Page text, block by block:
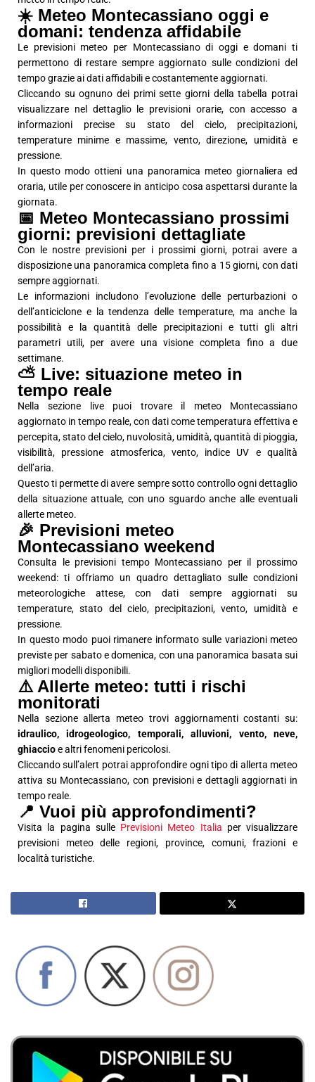
☀️ Meteo Montecassiano oggi e
domani: tendenza affidabile
Le previsioni meteo per Montecassiano di oggi e domani ti
permettono di restare sempre aggiornato sulle condizioni del
tempo grazie ai dati affidabili e costantemente aggiornati.
Cliccando su ognuno dei primi sette giorni della tabella potrai
visualizzare nel dettaglio le previsioni orarie, con accesso a
informazioni precise su stato del cielo, precipitazioni,
temperature minime e massime, vento, direzione, umidità e
pressione.
In questo modo ottieni una panoramica meteo giornaliera ed
oraria, utile per conoscere in anticipo cosa aspettarsi durante la
giornata.
📅 Meteo Montecassiano prossimi
giorni: previsioni dettagliate
Con le nostre previsioni per i prossimi giorni, potrai avere a
disposizione una panoramica completa fino a 15 giorni, con dati
sempre aggiornati.
Le informazioni includono l’evoluzione delle perturbazioni o
dell’anticiclone e la tendenza delle temperature, ma anche la
possibilità e la quantità delle precipitazioni e tutti gli altri
parametri utili, per avere una visione completa fino a due
settimane.
⛅ Live: situazione meteo in
tempo reale
Nella sezione live puoi trovare il meteo Montecassiano
aggiornato in tempo reale, con dati come temperatura effettiva e
percepita, stato del cielo, nuvolosità, umidità, quantità di pioggia,
visibilità, pressione atmosferica, vento, indice UV e qualità
dell’aria.
Questo ti permette di avere sempre sotto controllo ogni dettaglio
della situazione attuale, con uno sguardo anche alle eventuali
allerte meteo.
🎉 Previsioni meteo
Montecassiano weekend
Consulta le previsioni tempo Montecassiano per il prossimo
weekend: ti offriamo un quadro dettagliato sulle condizioni
meteorologiche attese, con dati sempre aggiornati su
temperature, stato del cielo, precipitazioni, vento, umidità e
pressione.
In questo modo puoi rimanere informato sulle variazioni meteo
previste per sabato e domenica, con una panoramica basata sui
migliori modelli disponibili.
⚠️ Allerte meteo: tutti i rischi
monitorati
Nella sezione allerta meteo trovi aggiornamenti costanti su:
idraulico, idrogeologico, temporali, alluvioni, vento, neve,
ghiaccioe altri fenomeni pericolosi.
Cliccando sull’alert potrai approfondire ogni tipo di allerta meteo
attiva su Montecassiano, con previsioni e dettagli aggiornati in
tempo reale.
📍 Vuoi più approfondimenti?
Visita la pagina sulle Previsioni Meteo Italia per visualizzare
previsioni meteo delle regioni, province, comuni, frazioni e
località turistiche.